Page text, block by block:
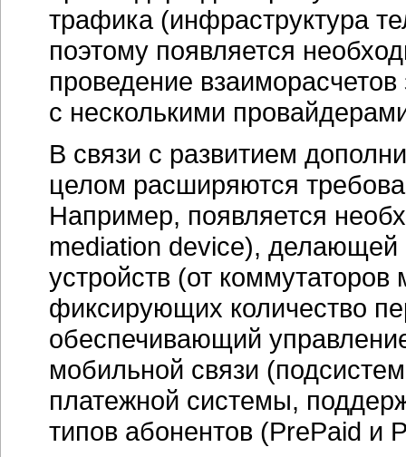
трафика (инфраструктура
поэтому появляется
проведение
с несколькими
В связи с развитием
целом расширяются
Например, появляется
mediation device), делающей
устройств (от
фиксирующих количество
обеспечивающий
мобильной связи
платежной системы,
типов абонентов (PrePaid и